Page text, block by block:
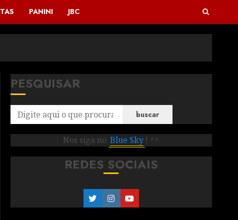
PANINI JBC
PESQUISAR
buscar
Nos siga no Blue Sky ! ^^
REDES SOCIAIS